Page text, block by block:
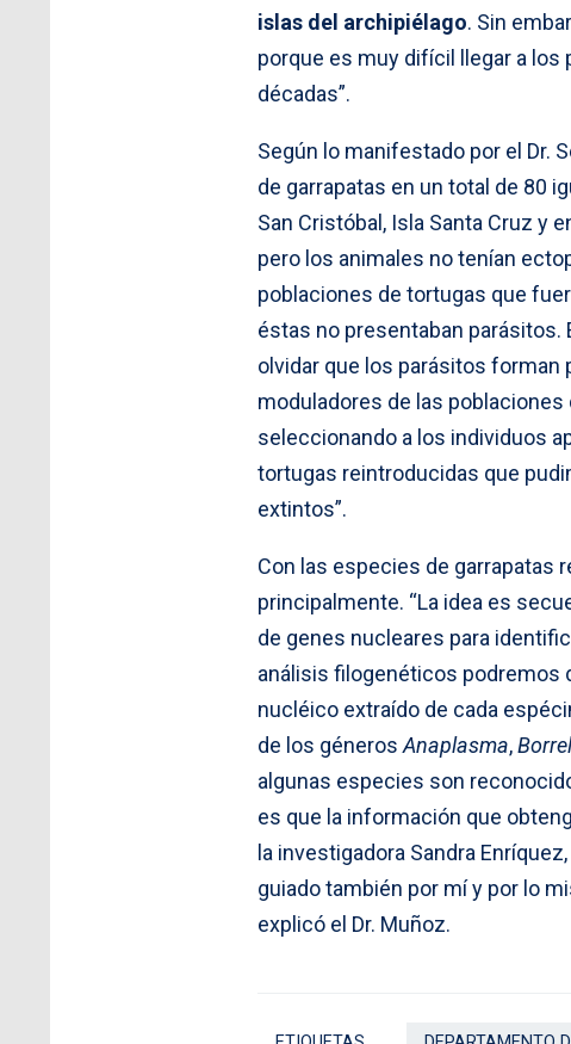
islas del archipiélago. Sin
porque es muy difícil llegar a
décadas”.
Según lo manifestado por el Dr.
de garrapatas en un total de 80
San Cristóbal, Isla Santa Cruz y
pero los animales no tenían
poblaciones de tortugas que
éstas no presentaban parásitos.
olvidar que los parásitos forman
moduladores de las
seleccionando a los individuos
tortugas reintroducidas que
extintos”.
Con las especies de garrapatas
principalmente. “La idea es
de genes nucleares para
análisis filogenéticos podremos
nucléico extraído de cada
de los géneros Anaplasma,
algunas especies son
es que la información que
la investigadora Sandra
guiado también por mí y por lo
explicó el Dr. Muñoz.